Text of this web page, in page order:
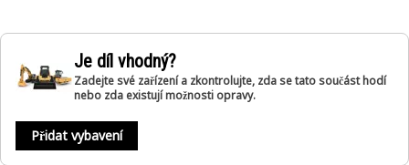
Je díl vhodný?
Zadejte své zařízení a zkontrolujte, zda se tato součást hodí
nebo zda existují možnosti opravy.
Přidat vybavení